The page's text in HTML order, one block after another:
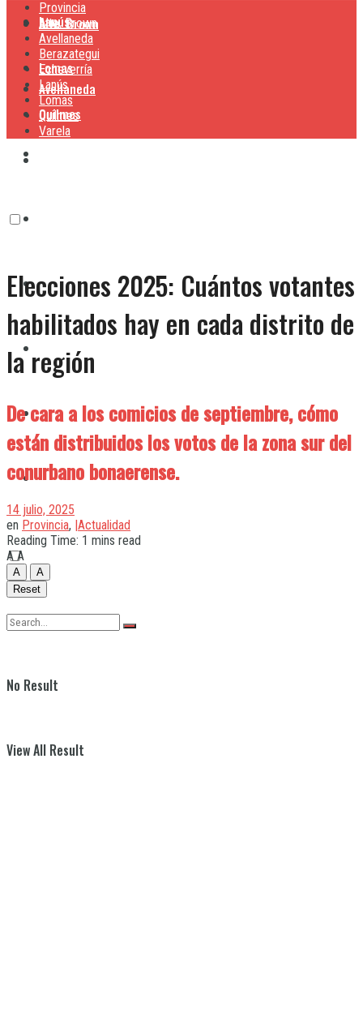
Lanús
Lomas
Quilmes
Alte. Brown
Avellaneda
Lanús
Quilmes
Varela
No Result
View All Result
Provincia
Alte. Brown
Avellaneda
Berazategui
Echeverría
Lanús
Lomas
Quilmes
Varela
Elecciones 2025: Cuántos votantes
habilitados hay en cada distrito de
la región
De cara a los comicios de septiembre, cómo
están distribuidos los votos de la zona sur del
conurbano bonaerense.
14 julio, 2025
en Provincia, |Actualidad
Reading Time: 1 mins read
A A
A
A
Reset